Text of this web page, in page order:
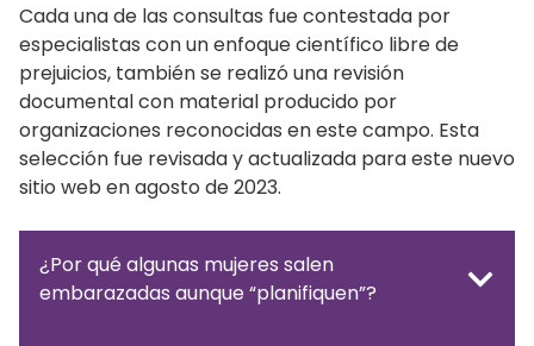
Cada una de las consultas fue contestada por
especialistas con un enfoque científico libre de
prejuicios, también se realizó una revisión
documental con material producido por
organizaciones reconocidas en este campo. Esta
selección fue revisada y actualizada para este nuevo
sitio web en agosto de 2023.
¿Por qué algunas mujeres salen
embarazadas aunque “planifiquen”?